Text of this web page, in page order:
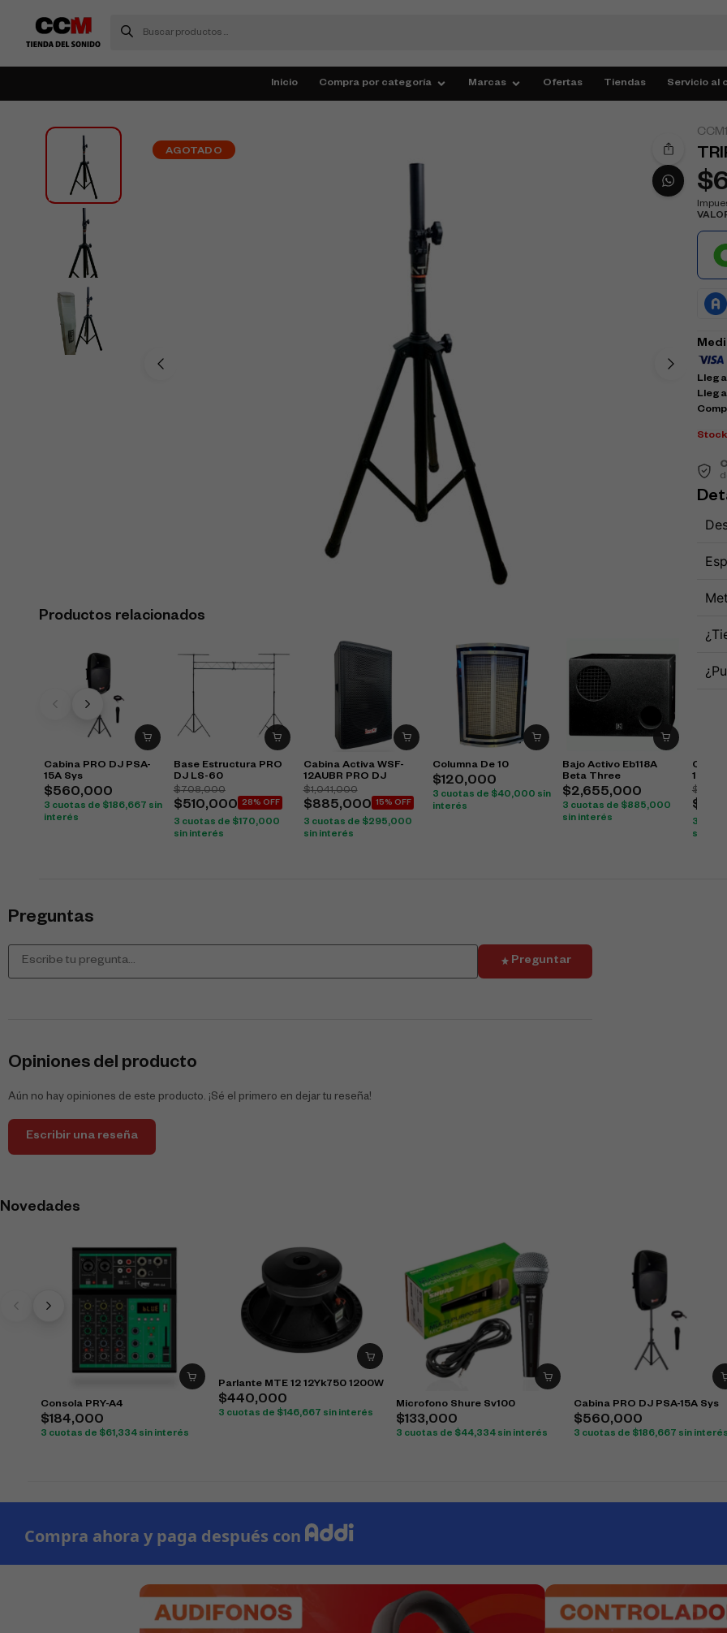
Inicio Compra por categoría Marcas Ofertas Tiendas Servicio al
AGOTADO
Productos relacionados
Cabina PRO DJ PSA-
15A Sys
$560,000
3 cuotas de $186,667 sin
interés
Base Estructura PRO
DJ LS-60
$708,000
$510,000 28% OFF
3 cuotas de $170,000
sin interés
Cabina Activa WSF-
12AUBR PRO DJ
$1,041,000
$885,000 15% OFF
3 cuotas de $295,000
sin interés
Columna De 10
$120,000
3 cuotas de $40,000 sin
interés
Bajo Activo Eb118A
Beta Three
$2,655,000
3 cuotas de $885,000
sin interés
$
$
3
sin
$
Llega
Stock
Preguntas
Preguntar
Opiniones del producto
Aún no hay opiniones de este producto. ¡Sé el primero en dejar tu reseña!
Escribir una reseña
Novedades
Consola PRY-A4
$184,000
3 cuotas de $61,334sin interés
Parlante MTE 12 12Yk750 1200W
$440,000
3 cuotas de $146,667 sin interés
Microfono Shure Sv100
$133,000
3 cuotas de $44,334 sin interés
Cabina PRO DJ PSA-15A Sys
$560,000
3 cuotas de $186,667 sin interés